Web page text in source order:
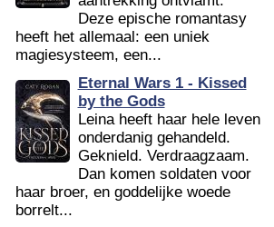
Deze epische romantasy
heeft het allemaal: een uniek
magiesysteem, een...
Eternal Wars 1 - Kissed
by the Gods
Leina heeft haar hele leven
onderdanig gehandeld.
Geknield. Verdraagzaam.
Dan komen soldaten voor
haar broer, en goddelijke woede
borrelt...